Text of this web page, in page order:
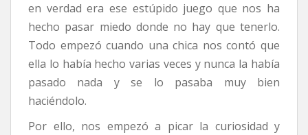
en verdad era ese estúpido juego que nos ha
hecho pasar miedo donde no hay que tenerlo.
Todo empezó cuando una chica nos contó que
ella lo había hecho varias veces y nunca la había
pasado nada y se lo pasaba muy bien
haciéndolo.
Por ello, nos empezó a picar la curiosidad y